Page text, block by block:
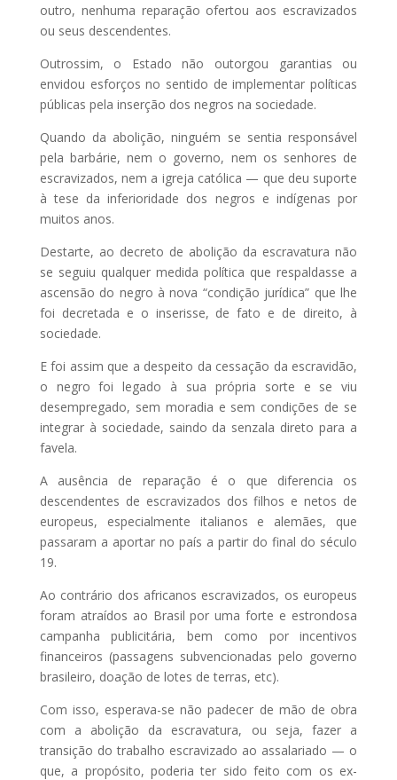
outro, nenhuma reparação ofertou aos escravizados
ou seus descendentes.
Outrossim, o Estado não outorgou garantias ou
envidou esforços no sentido de implementar políticas
públicas pela inserção dos negros na sociedade.
Quando da abolição, ninguém se sentia responsável
pela barbárie, nem o governo, nem os senhores de
escravizados, nem a igreja católica — que deu suporte
à tese da inferioridade dos negros e indígenas por
muitos anos.
Destarte, ao decreto de abolição da escravatura não
se seguiu qualquer medida política que respaldasse a
ascensão do negro à nova “condição jurídica” que lhe
foi decretada e o inserisse, de fato e de direito, à
sociedade.
E foi assim que a despeito da cessação da escravidão,
o negro foi legado à sua própria sorte e se viu
desempregado, sem moradia e sem condições de se
integrar à sociedade, saindo da senzala direto para a
favela.
A ausência de reparação é o que diferencia os
descendentes de escravizados dos filhos e netos de
europeus, especialmente italianos e alemães, que
passaram a aportar no país a partir do final do século
19.
Ao contrário dos africanos escravizados, os europeus
foram atraídos ao Brasil por uma forte e estrondosa
campanha publicitária, bem como por incentivos
financeiros (passagens subvencionadas pelo governo
brasileiro, doação de lotes de terras, etc).
Com isso, esperava-se não padecer de mão de obra
com a abolição da escravatura, ou seja, fazer a
transição do trabalho escravizado ao assalariado — o
que, a propósito, poderia ter sido feito com os ex-